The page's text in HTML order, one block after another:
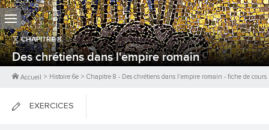
CHAPITRE8
Des chrétiens dans l'empire romain
Accueil > Histoire 6e > Chapitre 8 - Des chrétiens dans l'empire romain - fiche de cours
EXERCICES